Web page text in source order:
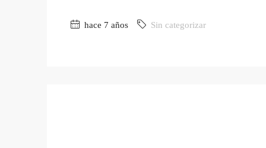
hace 7 años Sin categorizar